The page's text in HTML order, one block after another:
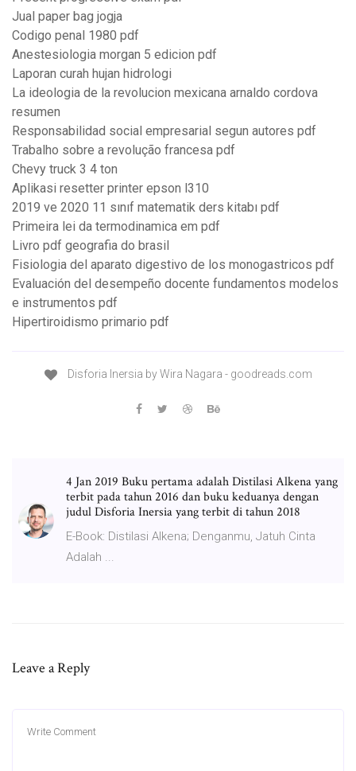
Jual paper bag jogja
Codigo penal 1980 pdf
Anestesiologia morgan 5 edicion pdf
Laporan curah hujan hidrologi
La ideologia de la revolucion mexicana arnaldo cordova
resumen
Responsabilidad social empresarial segun autores pdf
Trabalho sobre a revolução francesa pdf
Chevy truck 3 4 ton
Aplikasi resetter printer epson l310
2019 ve 2020 11 sınıf matematik ders kitabı pdf
Primeira lei da termodinamica em pdf
Livro pdf geografia do brasil
Fisiologia del aparato digestivo de los monogastricos pdf
Evaluación del desempeño docente fundamentos modelos
e instrumentos pdf
Hipertiroidismo primario pdf
Disforia Inersia by Wira Nagara - goodreads.com
4 Jan 2019 Buku pertama adalah Distilasi Alkena yang
terbit pada tahun 2016 dan buku keduanya dengan
judul Disforia Inersia yang terbit di tahun 2018
E-Book: Distilasi Alkena; Denganmu, Jatuh Cinta
Adalah ...
Leave a Reply